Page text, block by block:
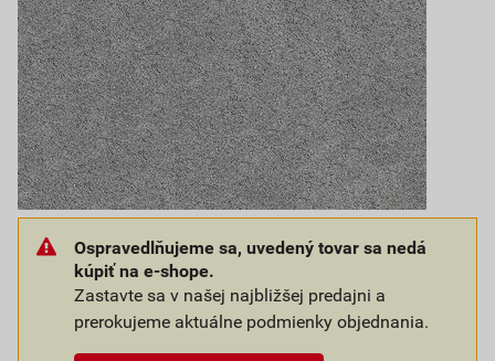
Ospravedlňujeme sa, uvedený tovar sa nedá
kúpiť na e-shope.
Zastavte sa v našej najbližšej predajni a
prerokujeme aktuálne podmienky objednania.